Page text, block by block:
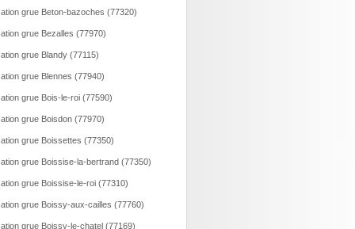
grue Beton-bazoches (77320)
grue Bezalles (77970)
grue Blandy (77115)
grue Blennes (77940)
grue Bois-le-roi (77590)
grue Boisdon (77970)
grue Boissettes (77350)
grue Boissise-la-bertrand (77350)
grue Boissise-le-roi (77310)
grue Boissy-aux-cailles (77760)
grue Boissy-le-chatel (77169)